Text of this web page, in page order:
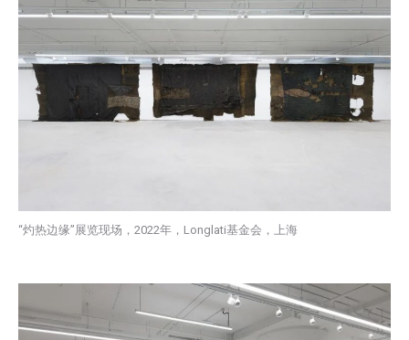
“灼热边缘”展览现场，2022年，Longlati基金会，上海